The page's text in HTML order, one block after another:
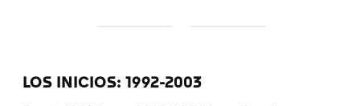
d
e
LOS INICIOS: 1992-2003